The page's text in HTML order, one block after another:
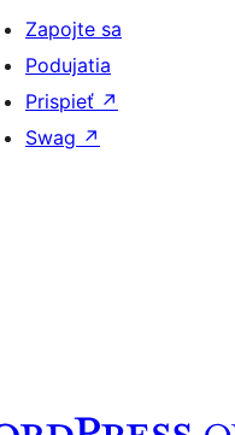
Zapojte sa
Podujatia
Prispieť ↗
Swag ↗